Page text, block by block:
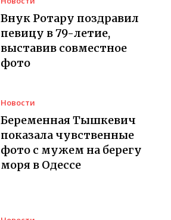
Внук Ротару поздравил
певицу в 79-летие,
выставив совместное
фото
Новости
Беременная Тышкевич
показала чувственные
фото с мужем на берегу
моря в Одессе